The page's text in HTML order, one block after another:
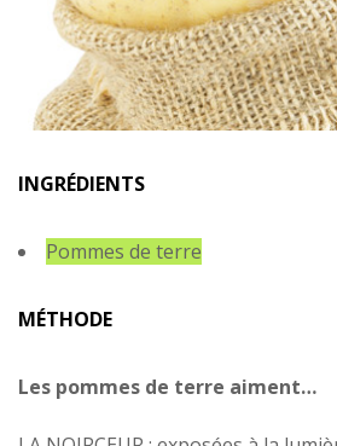
INGRÉDIENTS
Pommes de terre
MÉTHODE
Les pommes de terre aiment…